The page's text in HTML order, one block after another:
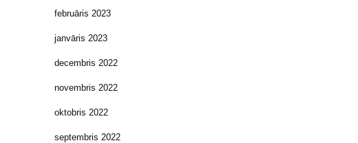
februāris 2023
janvāris 2023
decembris 2022
novembris 2022
oktobris 2022
septembris 2022